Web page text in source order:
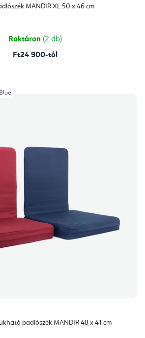
MANDIR XL 50 x 46 cm
átlagos
értékelése
csillag.
Raktáron (2 db)
Ft24 900-tól
padlószék MANDIR 48 x 41 cm